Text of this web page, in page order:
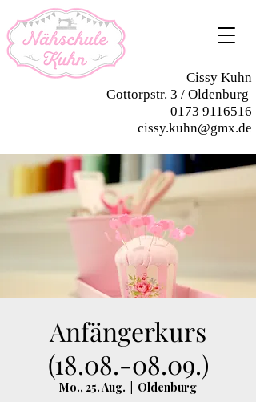
Cissy Kuhn
Gottorpstr. 3 / Oldenburg
0173 9116516
cissy.kuhn@gmx.de
Anfängerkurs
(18.08.-08.09.)
Mo., 25. Aug.
Oldenburg